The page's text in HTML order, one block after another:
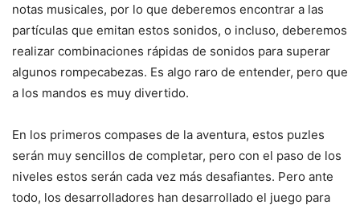
notas musicales, por lo que deberemos encontrar a las
partículas que emitan estos sonidos, o incluso, deberemos
realizar combinaciones rápidas de sonidos para superar
algunos rompecabezas. Es algo raro de entender, pero que
a los mandos es muy divertido.
En los primeros compases de la aventura, estos puzles
serán muy sencillos de completar, pero con el paso de los
niveles estos serán cada vez más desafiantes. Pero ante
todo, los desarrolladores han desarrollado el juego para